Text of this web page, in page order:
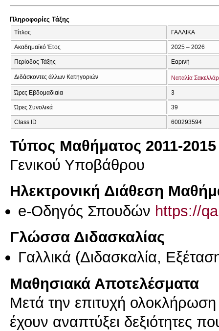
Πληροφορίες Τάξης
Τίτλος ΓΑΛΛΙΚΑ
Ακαδημαϊκό Έτος 2025 – 2026
Περίοδος Τάξης Εαρινή
Διδάσκοντες άλλων Κατηγοριών Ναταλία
Ώρες Εβδομαδιαία 3
Ώρες Συνολικά 39
Class ID 600293594
Τύπος Μαθήματος 2011-2015
Γενικού Υποβάθρου
Ηλεκτρονική Διάθεση
e-Οδηγός Σπουδών https://
Γλώσσα Διδασκαλίας
Γαλλικά (Διδασκαλία,
Μαθησιακά Αποτελέσματα
Μετά την επιτυχή ολοκλήρωση
έχουν αναπτύξει δεξιότητες